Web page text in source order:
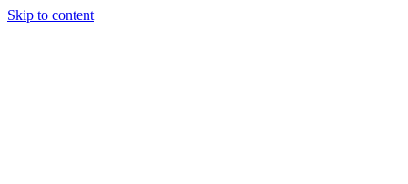
Skip to content